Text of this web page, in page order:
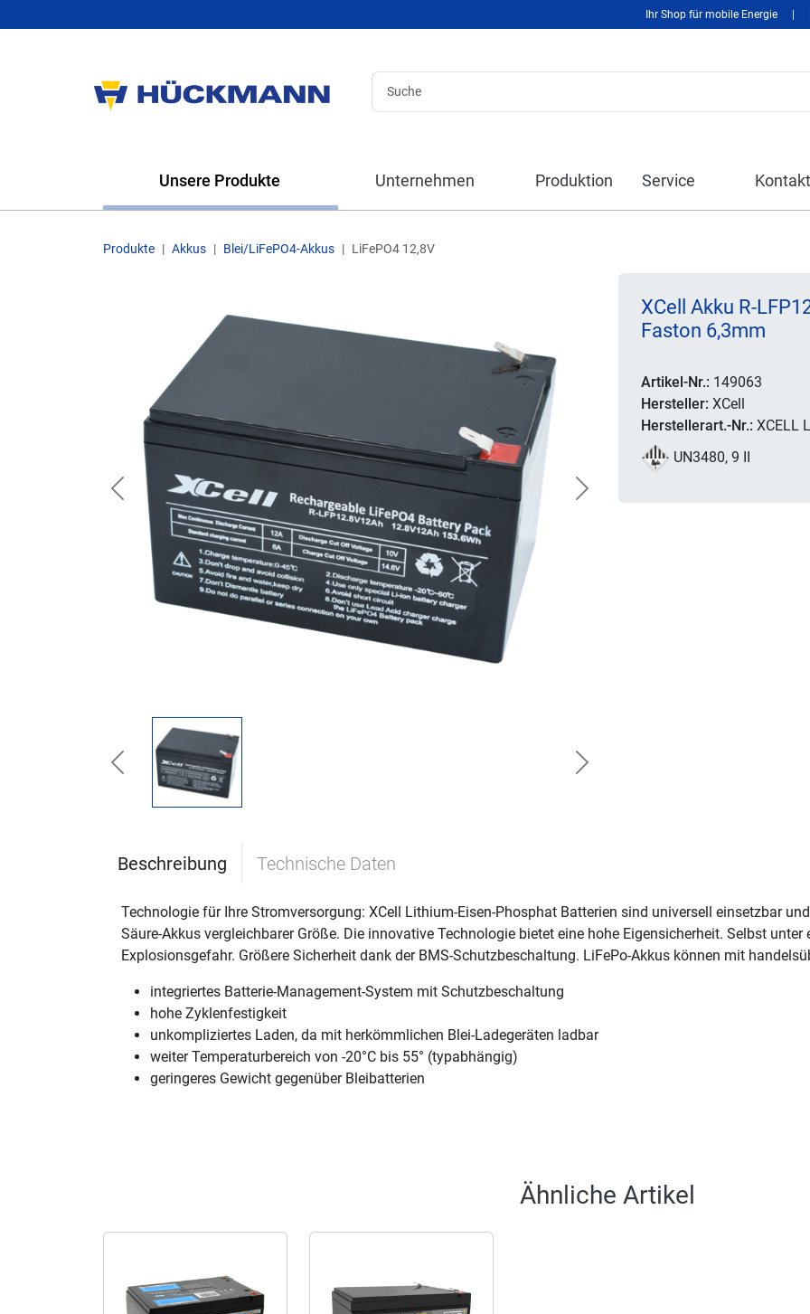
Ihr Shop für mobile Energie
Unsere Produkte Unternehmen Produktion Service Kontakt
Produkte Akkus Blei/LiFePO4-Akkus LiFePO4 12,8V
Previous Next
Previous Next
XCell Akku R-
Faston 6,3mm
Artikel-Nr.: 149063
Hersteller: XCell
Herstellerart.-Nr.: XCELL
UN3480, 9 II
Beschreibung Technische Daten
Technologie für Ihre Stromversorgung: XCell Lithium-Eisen-Phosphat Batterien sind universell einsetzbar
Säure-Akkus vergleichbarer Größe. Die innovative Technologie bietet eine hohe Eigensicherheit. Selbst
Explosionsgefahr. Größere Sicherheit dank der BMS-Schutzbeschaltung. LiFePo-Akkus können mit
integriertes Batterie-Management-System mit Schutzbeschaltung
hohe Zyklenfestigkeit
unkompliziertes Laden, da mit herkömmlichen Blei-Ladegeräten ladbar
weiter Temperaturbereich von -20°C bis 55° (typabhängig)
geringeres Gewicht gegenüber Bleibatterien
Ähnliche Artikel